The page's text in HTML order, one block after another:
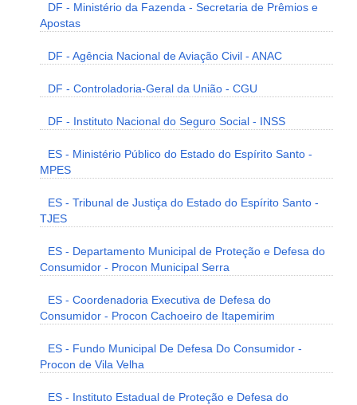
DF - Ministério da Fazenda - Secretaria de Prêmios e
Apostas
DF - Agência Nacional de Aviação Civil - ANAC
DF - Controladoria-Geral da União - CGU
DF - Instituto Nacional do Seguro Social - INSS
ES - Ministério Público do Estado do Espírito Santo -
MPES
ES - Tribunal de Justiça do Estado do Espírito Santo -
TJES
ES - Departamento Municipal de Proteção e Defesa do
Consumidor - Procon Municipal Serra
ES - Coordenadoria Executiva de Defesa do
Consumidor - Procon Cachoeiro de Itapemirim
ES - Fundo Municipal De Defesa Do Consumidor -
Procon de Vila Velha
ES - Instituto Estadual de Proteção e Defesa do